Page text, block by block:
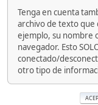
Tenga en cuenta
archivo de texto
ejemplo, su nombre
navegador. Esto
conectado/
otro tipo de